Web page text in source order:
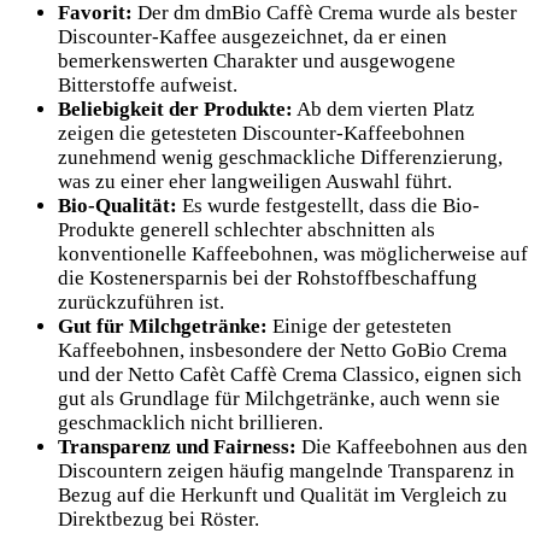
Favorit: Der dm dmBio Caffè Crema wurde als bester
Discounter-Kaffee ausgezeichnet, da er einen
bemerkenswerten Charakter und ausgewogene
Bitterstoffe aufweist.
Beliebigkeit der Produkte: Ab dem vierten Platz
zeigen die getesteten Discounter-Kaffeebohnen
zunehmend wenig geschmackliche Differenzierung,
was zu einer eher langweiligen Auswahl führt.
Bio-Qualität: Es wurde festgestellt, dass die Bio-
Produkte generell schlechter abschnitten als
konventionelle Kaffeebohnen, was möglicherweise auf
die Kostenersparnis bei der Rohstoffbeschaffung
zurückzuführen ist.
Gut für Milchgetränke: Einige der getesteten
Kaffeebohnen, insbesondere der Netto GoBio Crema
und der Netto Cafèt Caffè Crema Classico, eignen sich
gut als Grundlage für Milchgetränke, auch wenn sie
geschmacklich nicht brillieren.
Transparenz und Fairness: Die Kaffeebohnen aus den
Discountern zeigen häufig mangelnde Transparenz in
Bezug auf die Herkunft und Qualität im Vergleich zu
Direktbezug bei Röster.